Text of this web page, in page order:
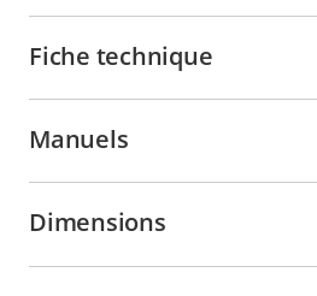
Fiche technique
Manuels
Dimensions